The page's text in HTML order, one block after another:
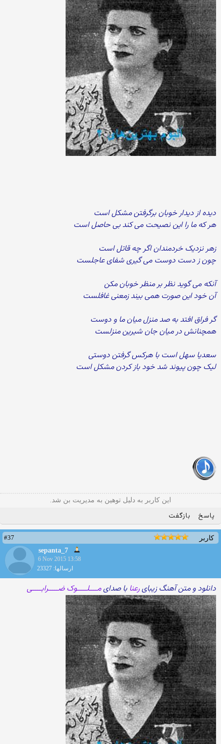
دیده از دیدار خوبان برگرفتن مشکل است
هر که ما را این نصیحت می کند بی حاصل است
زهر نزدیک خردمندان اگر چه قاتل است
چون ز دست دوست می گیری شفای عاجلست
آنکه می گوید نظر بر منظر خوبان مکن
آن خود این صورت همی بیند زمعنی غافلست
گر فراق افتد به صد منزل میان ما و دوست
همچنانش در میان جان شیرین منزلست
سعدیا سهل است با هرکس گرفتن دوستی
لیک چون پیوند شد خود باز کردن مشکل است
این کاربر به دلیل توهین به مدیریت بن شد.
پاسخ بازگفت
کاربر
#37
sepanta_7
6 Nov 2015 13:58
ارسالها: 23327
دانلود و متن آهنگ زیبایرعنا با صدایمــــلـــــوک ضـــــرابـــــی